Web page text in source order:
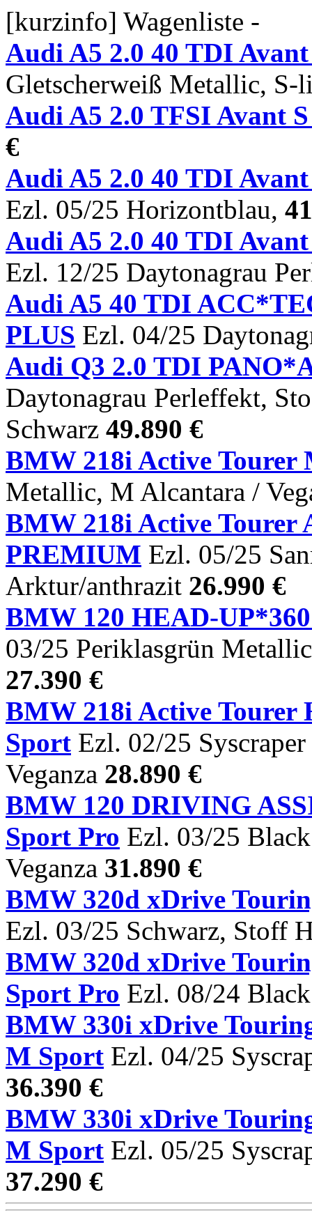
[kurzinfo] Wagenliste -
Audi A5 2.0 40 TDI
Gletscherweiß Metallic,
Audi A5 2.0 TFSI Avant
€
Audi A5 2.0 40 TDI
Ezl. 05/25 Horizontblau,
Audi A5 2.0 40 TDI
Ezl. 12/25 Daytonagrau
Audi A5 40 TDI
PLUS Ezl. 04/25
Audi Q3 2.0 TDI
Daytonagrau Perleffekt,
Schwarz 49.890 €
BMW 218i Active Tourer
Metallic, M Alcantara /
BMW 218i Active
PREMIUM Ezl. 05/25
Arktur/anthrazit 26.990 €
BMW 120 HEAD-
03/25 Periklasgrün
27.390 €
BMW 218i Active
Sport Ezl. 02/25
Veganza 28.890 €
BMW 120 DRIVING
Sport Pro Ezl. 03/25
Veganza 31.890 €
BMW 320d xDrive
Ezl. 03/25 Schwarz, Stoff
BMW 320d xDrive
Sport Pro Ezl. 08/24
BMW 330i xDrive
M Sport Ezl. 04/25
36.390 €
BMW 330i xDrive
M Sport Ezl. 05/25
37.290 €